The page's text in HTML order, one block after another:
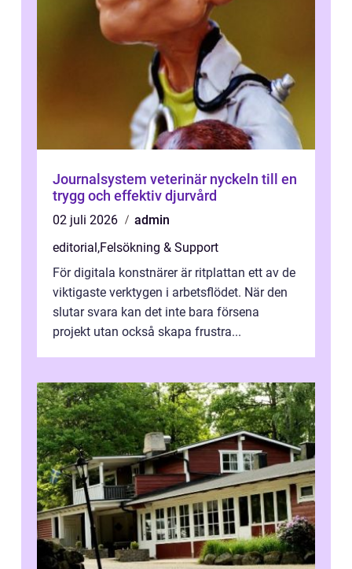
Journalsystem veterinär nyckeln till en
trygg och effektiv djurvård
02 juli 2026
admin
editorial,Felsökning & Support
För digitala konstnärer är ritplattan ett av de
viktigaste verktygen i arbetsflödet. När den
slutar svara kan det inte bara försena
projekt utan också skapa frustra...